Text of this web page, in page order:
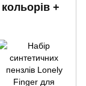
+